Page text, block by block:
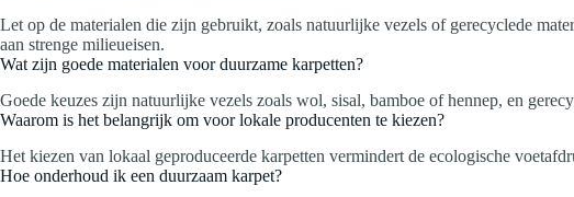
Let op de materialen die zijn gebruikt, zoals natuurlijke vezels of gerecyclede
aan strenge milieueisen.
Wat zijn goede materialen voor duurzame karpetten?
Goede keuzes zijn natuurlijke vezels zoals wol, sisal, bamboe of hennep, en
Waarom is het belangrijk om voor lokale producenten te kiezen?
Het kiezen van lokaal geproduceerde karpetten vermindert de ecologische
Hoe onderhoud ik een duurzaam karpet?